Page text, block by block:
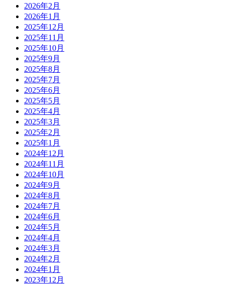
2026年2月
2026年1月
2025年12月
2025年11月
2025年10月
2025年9月
2025年8月
2025年7月
2025年6月
2025年5月
2025年4月
2025年3月
2025年2月
2025年1月
2024年12月
2024年11月
2024年10月
2024年9月
2024年8月
2024年7月
2024年6月
2024年5月
2024年4月
2024年3月
2024年2月
2024年1月
2023年12月